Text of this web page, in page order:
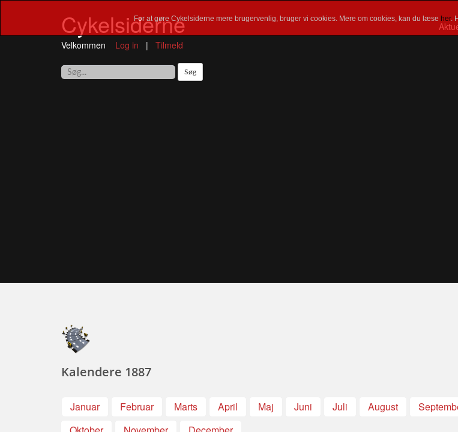
For at gøre Cykelsiderne mere brugervenlig, bruger vi cookies. Mere om cookies, kan du læse her.
Cykelsiderne
Velkommen Log in | Tilmeld
Kalendere 1887
Januar Februar Marts April Maj Juni Juli August